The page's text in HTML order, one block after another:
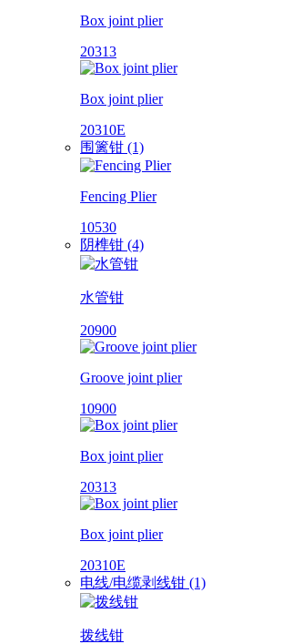
Box joint plier
20313
Box joint plier
20310E
围篱钳 (1)
Fencing Plier
10530
阴榫钳 (4)
水管钳
20900
Groove joint plier
10900
Box joint plier
20313
Box joint plier
20310E
电线/电缆剥线钳 (1)
拨线钳